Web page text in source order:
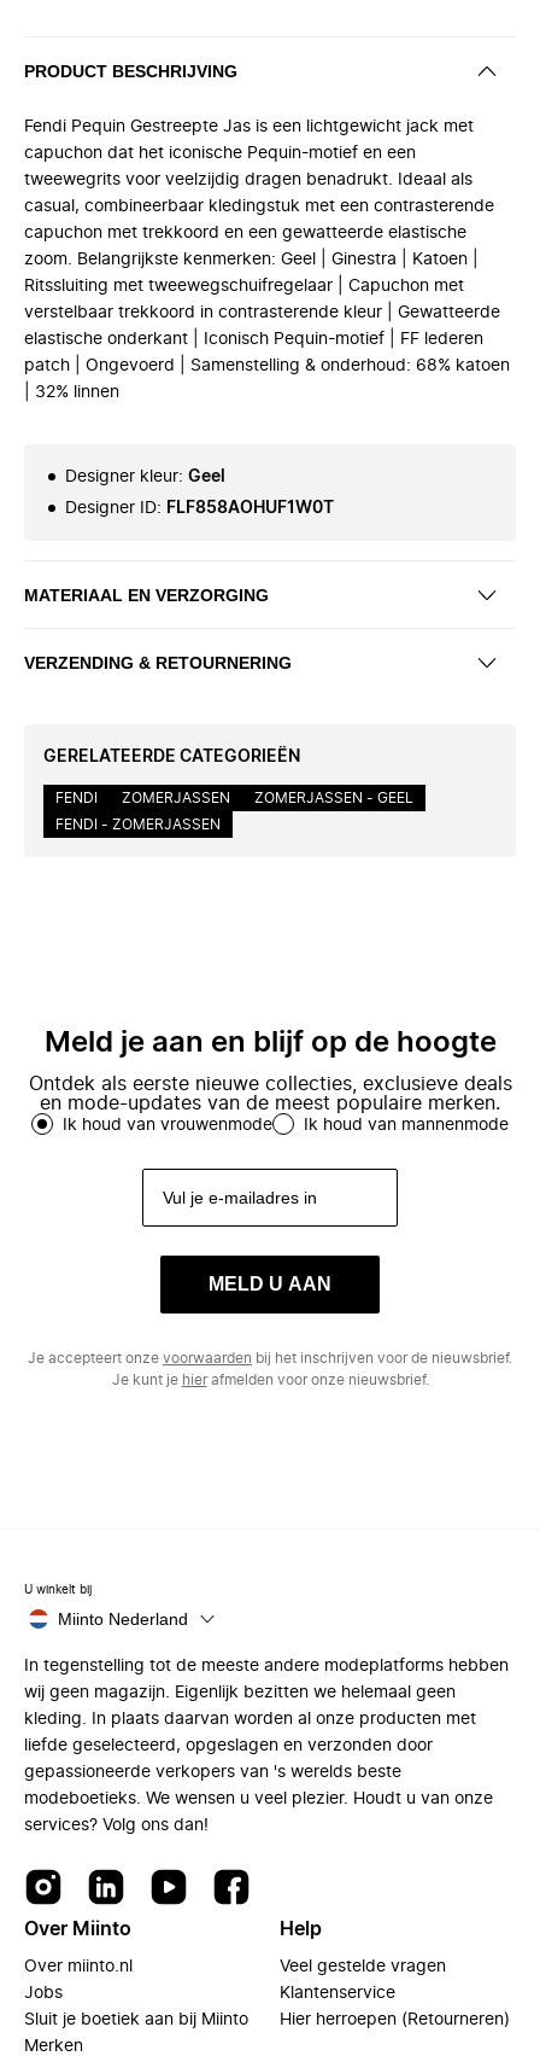
PRODUCT BESCHRIJVING
Fendi Pequin Gestreepte Jas is een lichtgewicht jack met
capuchon dat het iconische Pequin-motief en een
tweewegrits voor veelzijdig dragen benadrukt. Ideaal als
casual, combineerbaar kledingstuk met een contrasterende
capuchon met trekkoord en een gewatteerde elastische
zoom. Belangrijkste kenmerken: Geel | Ginestra | Katoen |
Ritssluiting met tweewegschuifregelaar | Capuchon met
verstelbaar trekkoord in contrasterende kleur | Gewatteerde
elastische onderkant | Iconisch Pequin-motief | FF lederen
patch | Ongevoerd | Samenstelling & onderhoud: 68% katoen
| 32% linnen
Designer kleur: Geel
Designer ID: FLF858AOHUF1W0T
MATERIAAL EN VERZORGING
VERZENDING & RETOURNERING
GERELATEERDE CATEGORIEËN
FENDI ZOMERJASSEN
ZOMERJASSEN - GEEL
FENDI - ZOMERJASSEN
Meld je aan en blijf op de hoogte
Ontdek als eerste nieuwe collecties, exclusieve deals
en mode-updates van de meest populaire merken.
Ik houd van vrouwenmode Ik houd van mannenmode
MELD U AAN
Je accepteert onze voorwaarden bij het inschrijven voor de nieuwsbrief.
Je kunt je hierafmelden voor onze nieuwsbrief.
U winkelt bij
Miinto Nederland
In tegenstelling tot de meeste andere modeplatforms hebben
wij geen magazijn. Eigenlijk bezitten we helemaal geen
kleding. In plaats daarvan worden al onze producten met
liefde geselecteerd, opgeslagen en verzonden door
gepassioneerde verkopers van 's werelds beste
modeboetieks. We wensen u veel plezier. Houdt u van onze
services? Volg ons dan!
Over Miinto
Over miinto.nl
Jobs
Sluit je boetiek aan bij Miinto
Merken
Help
Veel gestelde vragen
Klantenservice
Hier herroepen (Retourneren)